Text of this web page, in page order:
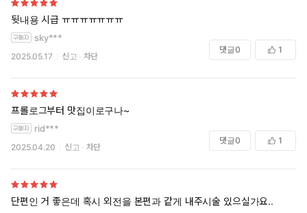
뒷내용 시급 ㅠㅠㅠㅠㅠㅠㅠ
sky***
2025.05.17 신고 차단
댓글0 1
프롤로그부터 맛집이로구나~
rid***
2025.04.20 신고 차단
댓글0 1
단편인 거 좋은데 혹시 외전을 본편과 같게 내주시술 있으실가요..